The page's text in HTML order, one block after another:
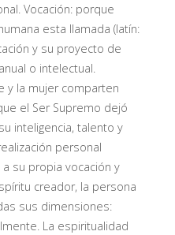
Vocación: porque
esta llamada (latín:
y su proyecto de
o intelectual.
y la mujer comparten
el Ser Supremo dejó
inteligencia, talento y
personal
su propia vocación y
creador, la persona
sus dimensiones:
La espiritualidad